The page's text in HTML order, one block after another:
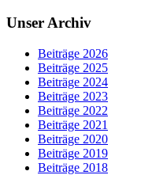
Unser Archiv
Beiträge 2026
Beiträge 2025
Beiträge 2024
Beiträge 2023
Beiträge 2022
Beiträge 2021
Beiträge 2020
Beiträge 2019
Beiträge 2018